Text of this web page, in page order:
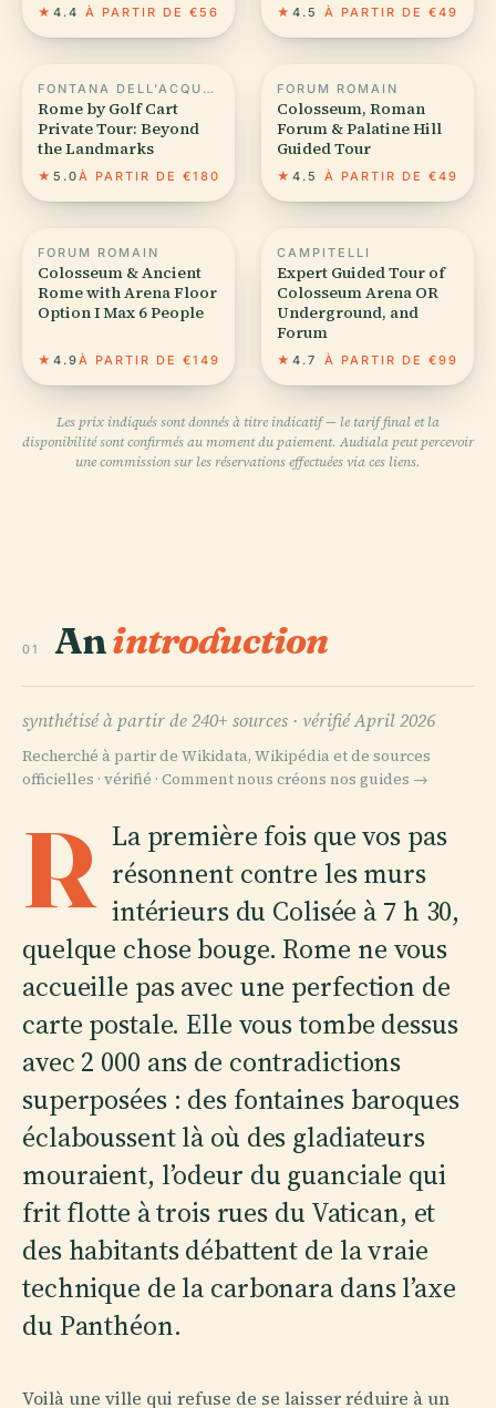
★ 4.4 À PARTIR DE €56 ★ 4.5 À PARTIR DE €49
FONTANA DELL'ACQUA PAOLA
Rome by Golf Cart
Private Tour: Beyond
the Landmarks
★ 5.0À PARTIR DE €180
FORUM ROMAIN
Colosseum, Roman
Forum & Palatine Hill
Guided Tour
★ 4.5 À PARTIR DE €49
FORUM ROMAIN
Colosseum & Ancient
Rome with Arena Floor
Option I Max 6 People
★ 4.9À PARTIR DE €149
CAMPITELLI
Expert Guided Tour of
Colosseum Arena OR
Underground, and
Forum
★ 4.7 À PARTIR DE €99
Les prix indiqués sont donnés à titre indicatif — le tarif final et la
disponibilité sont confirmés au moment du paiement. Audiala peut percevoir
une commission sur les réservations effectuées via ces liens.
01 Anintroduction
synthétisé à partir de 240+ sources · vérifié April 2026
Recherché à partir de Wikidata, Wikipédia et de sources
officielles · vérifié · Comment nous créons nos guides →
R La première fois que vos pas
résonnent contre les murs
intérieurs du Colisée à 7 h 30,
quelque chose bouge. Rome ne vous
accueille pas avec une perfection de
carte postale. Elle vous tombe dessus
avec 2 000 ans de contradictions
superposées : des fontaines baroques
éclaboussent là où des gladiateurs
mouraient, l’odeur du guanciale qui
frit flotte à trois rues du Vatican, et
des habitants débattent de la vraie
technique de la carbonara dans l’axe
du Panthéon.
Voilà une ville qui refuse de se laisser réduire à un